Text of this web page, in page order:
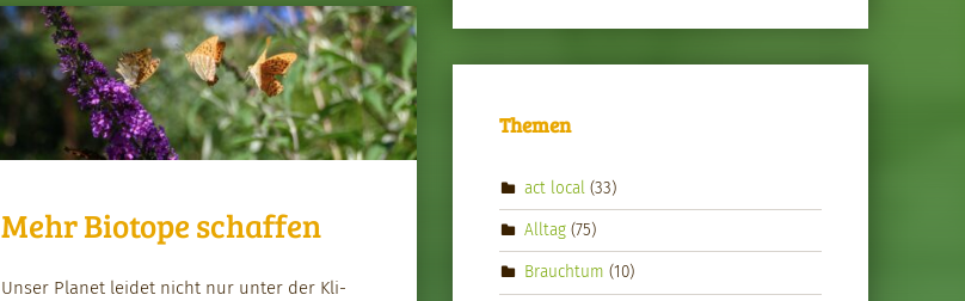
Mehr Biotope schaffen
Unser Plan­et lei­det nicht nur unter der Kli­
Themen
act local(33)
Alltag(75)
Brauchtum (10)